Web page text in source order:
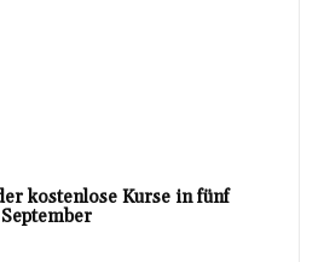
kostenlose Kurse in fünf